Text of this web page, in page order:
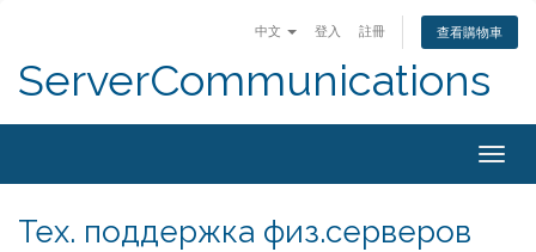
中文 登入 註冊 查看購物車
ServerCommunications
Тех. поддержка физ.серверов